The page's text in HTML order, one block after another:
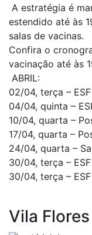
A estratégia é
estendido até às
salas de vacinas.
Confira o
vacinação até às
ABRIL:
02/04, terça –
04/04, quinta –
10/04, quarta –
17/04, quarta –
24/04, quarta –
30/04, terça –
30/04, terça –
Vila Flores